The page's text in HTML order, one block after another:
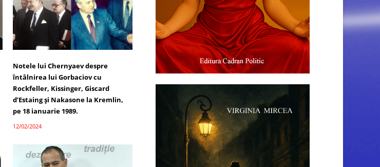
Notele lui Chernyaev despre
întâlnirea lui Gorbaciov cu
Rockfeller, Kissinger, Giscard
d’Estaing și Nakasone la Kremlin,
pe 18 ianuarie 1989.
12/02/2024